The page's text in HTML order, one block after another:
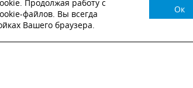
КОНСУЛЬТАЦИЯ?
И НАШ МЕНЕДЖЕР СВЯЖЕТСЯ
Продолжая работу с
файлов. Вы всегда
Вашего браузера.
Ок